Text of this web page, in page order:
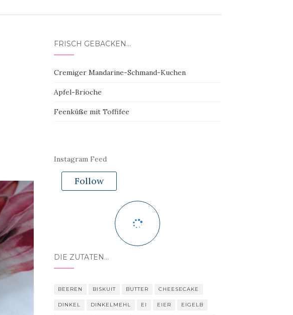
FRISCH GEBACKEN…
Cremiger Mandarine-Schmand-Kuchen
Apfel-Brioche
Feenküße mit Toffifee
Instagram Feed
Follow
DIE ZUTATEN…
BEEREN BISKUIT BUTTER CHEESECAKE
DINKEL DINKELMEHL EI EIER EIGELB